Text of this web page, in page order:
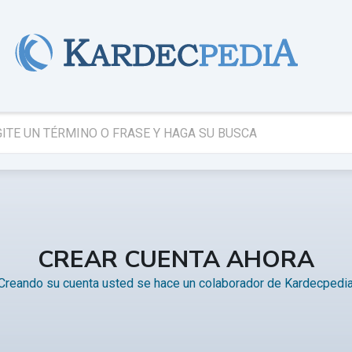
CREAR CUENTA AHORA
su cuenta usted se hace un colaborador de